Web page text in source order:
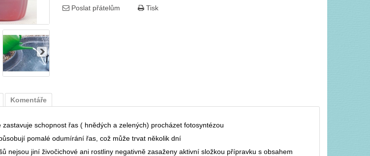
Poslat přátelům Tisk
Komentáře
zastavuje schopnost řas ( hnědých a zelených) procházet fotosyntézou
pomalé odumírání řas, což může trvat několik dní
nejsou jiní živočichové ani rostliny negativně zasaženy aktivní složkou přípravku s obsahem